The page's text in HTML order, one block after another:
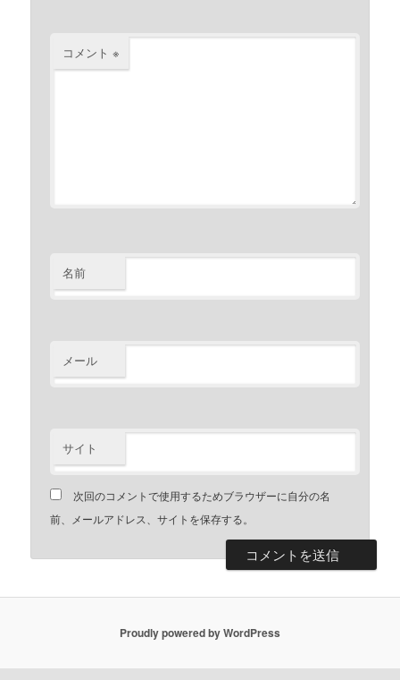
コメント※
名前
メール
サイト
次回のコメントで使用するためブラウザーに自分の名
前、メールアドレス、サイトを保存する。
Proudly powered by WordPress